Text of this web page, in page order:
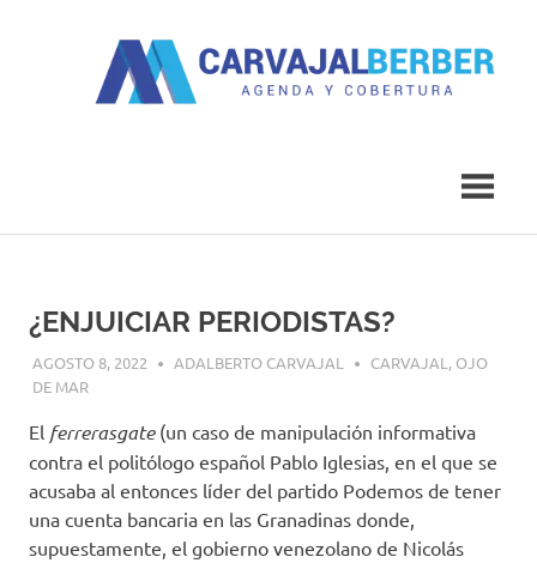
¿ENJUICIAR PERIODISTAS?
AGOSTO 8, 2022 ADALBERTO CARVAJAL CARVAJAL , OJO
DE MAR
El ferrerasgate(un caso de manipulación informativa
contra el politólogo español Pablo Iglesias, en el que se
acusaba al entonces líder del partido Podemos de tener
una cuenta bancaria en las Granadinas donde,
supuestamente, el gobierno venezolano de Nicolás